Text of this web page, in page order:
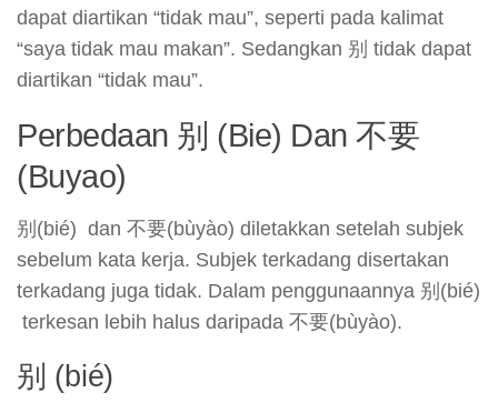
dapat diartikan “tidak mau”, seperti pada kalimat
“saya tidak mau makan”. Sedangkan 别 tidak dapat
diartikan “tidak mau”.
Perbedaan 别 (Bie) Dan 不要
(Buyao)
别(bié) dan 不要(bùyào) diletakkan setelah subjek
sebelum kata kerja. Subjek terkadang disertakan
terkadang juga tidak. Dalam penggunaannya 别(bié)
terkesan lebih halus daripada 不要(bùyào).
别 (bié)